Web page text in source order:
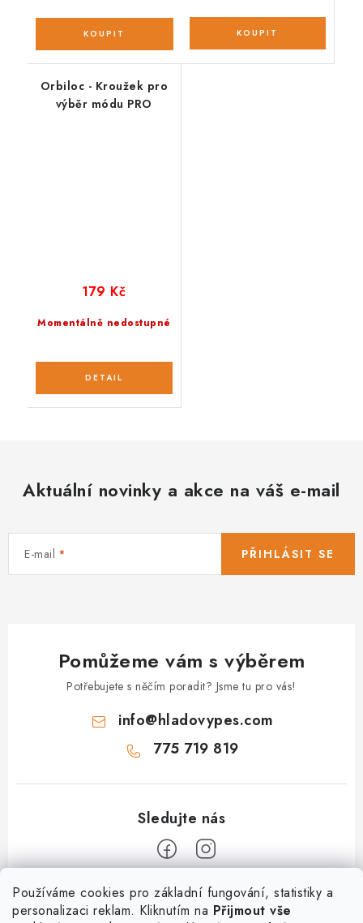
Používáme cookies pro základní fungování, statistiky a
personalizaci reklam. Kliknutím na Přijmout vše
Orbiloc - Kroužek pro
výběr módu PRO
Momentálně nedostupné
179 Kč
Aktuální novinky a akce na váš e-mail
E-mail PŘIHLÁSIT SE
Pomůžeme vám s výběrem
Potřebujete s něčím poradit? Jsme tu pro vás!
info@hladovypes.com
775 719 819